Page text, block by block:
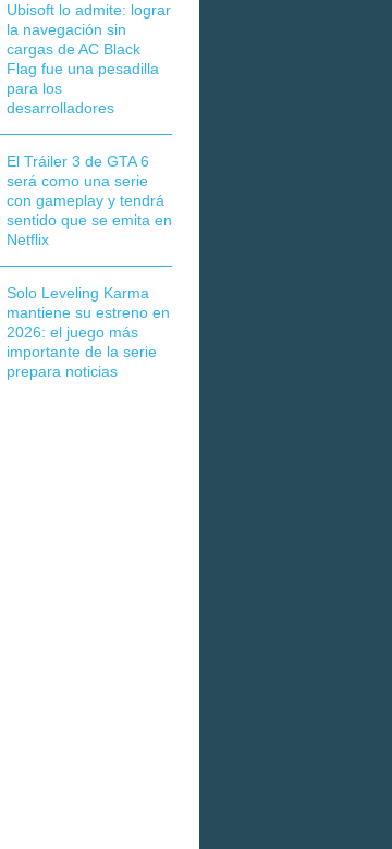
Ubisoft lo admite: lograr
la navegación sin
cargas de AC Black
Flag fue una pesadilla
para los
desarrolladores
El Tráiler 3 de GTA 6
será como una serie
con gameplay y tendrá
sentido que se emita en
Netflix
Solo Leveling Karma
mantiene su estreno en
2026: el juego más
importante de la serie
prepara noticias